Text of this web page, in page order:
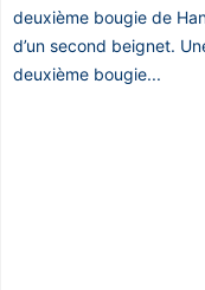
deuxième bougie de
d’un second beignet.
deuxième bougie...